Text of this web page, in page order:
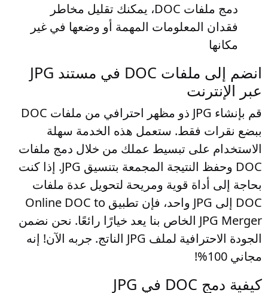
دمج ملفات DOC، يمكنك تقليل مخاطر
فقدان المعلومات المهمة أو وضعها في غير
مكانها
انضم إلى ملفات DOC في مستند JPG
عبر الإنترنت
قم بإنشاء JPG ذو مظهر احترافي من ملفات DOC
ببضع نقرات فقط. ستعمل هذه الخدمة سهلة
الاستخدام على تبسيط عملك من خلال دمج ملفات
DOC وحفظ النتيجة المجمعة بتنسيق JPG. إذا كنت
بحاجة إلى أداة قوية ومريحة لتحويل عدة ملفات
DOC إلى JPG واحد، فإن تطبيق Online DOC to
JPG Merger الخاص بنا يعد خيارًا رائعًا. نحن نضمن
الجودة الاحترافية لملف JPG الناتج. جربه الآن! إنه
مجاني 100%!
كيفية دمج DOC في JPG